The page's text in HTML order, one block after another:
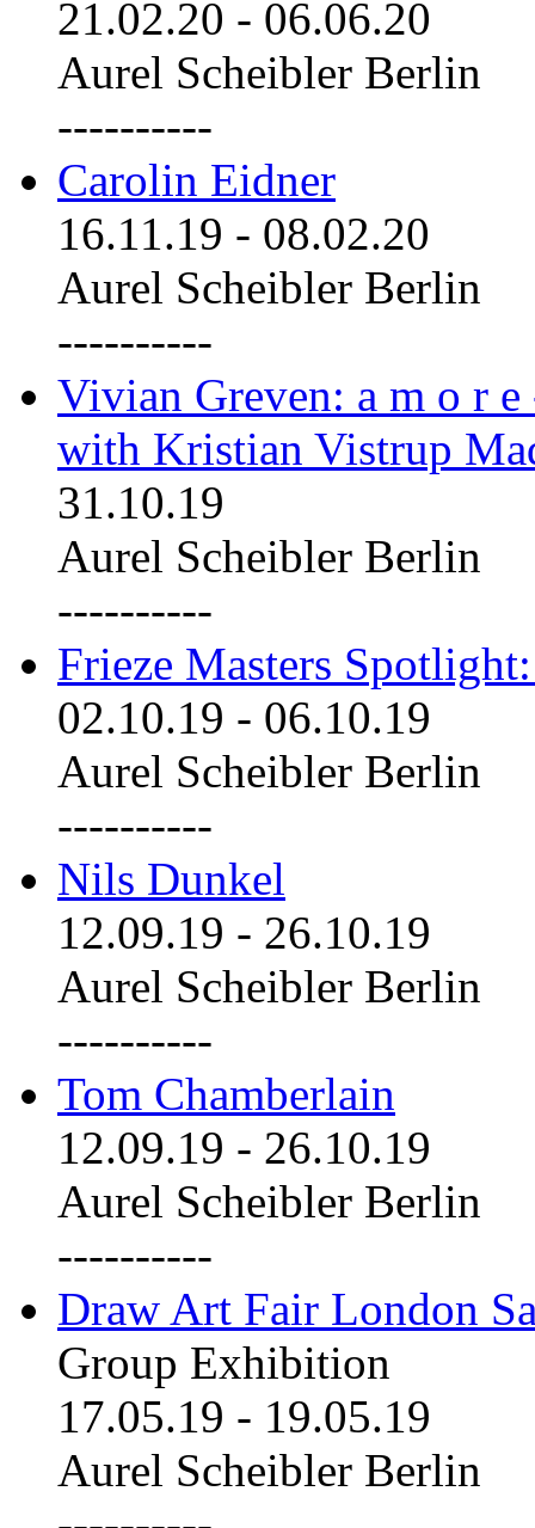
21.02.20 - 06.06.20
Aurel Scheibler Berlin
----------
Carolin Eidner
16.11.19 - 08.02.20
Aurel Scheibler Berlin
----------
Vivian Greven: a m o r
with Kristian Vistrup
31.10.19
Aurel Scheibler Berlin
----------
Frieze Masters
02.10.19 - 06.10.19
Aurel Scheibler Berlin
----------
Nils Dunkel
12.09.19 - 26.10.19
Aurel Scheibler Berlin
----------
Tom Chamberlain
12.09.19 - 26.10.19
Aurel Scheibler Berlin
----------
Draw Art Fair London
Group Exhibition
17.05.19 - 19.05.19
Aurel Scheibler Berlin